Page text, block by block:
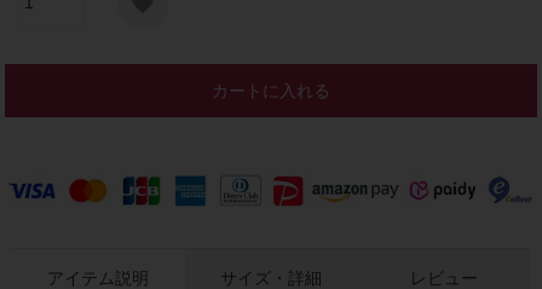
カートに入れる
アイテム説明 サイズ・詳細 レビュー